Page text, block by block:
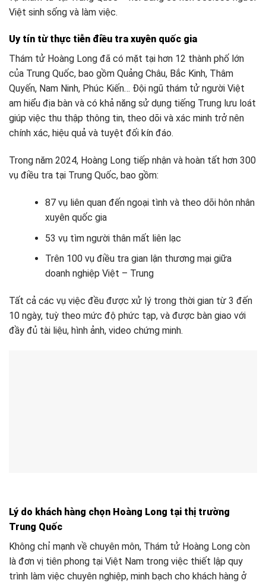
Việt sinh sống và làm việc.
Uy tín từ thực tiễn điều tra xuyên quốc gia
Thám tử Hoàng Long đã có mặt tại hơn 12 thành phố lớn
của Trung Quốc, bao gồm Quảng Châu, Bắc Kinh, Thâm
Quyến, Nam Ninh, Phúc Kiến… Đội ngũ thám tử người Việt
am hiểu địa bàn và có khả năng sử dụng tiếng Trung lưu loát
giúp việc thu thập thông tin, theo dõi và xác minh trở nên
chính xác, hiệu quả và tuyệt đối kín đáo.
Trong năm 2024, Hoàng Long tiếp nhận và hoàn tất hơn 300
vụ điều tra tại Trung Quốc, bao gồm:
87 vụ liên quan đến ngoại tình và theo dõi hôn nhân
xuyên quốc gia
53 vụ tìm người thân mất liên lạc
Trên 100 vụ điều tra gian lận thương mại giữa
doanh nghiệp Việt – Trung
Tất cả các vụ việc đều được xử lý trong thời gian từ 3 đến
10 ngày, tuỳ theo mức độ phức tạp, và được bàn giao với
đầy đủ tài liệu, hình ảnh, video chứng minh.
Lý do khách hàng chọn Hoàng Long tại thị trường
Trung Quốc
Không chỉ mạnh về chuyên môn, Thám tử Hoàng Long còn
là đơn vị tiên phong tại Việt Nam trong việc thiết lập quy
trình làm việc chuyên nghiệp, minh bạch cho khách hàng ở